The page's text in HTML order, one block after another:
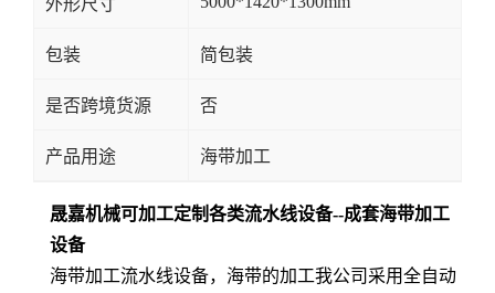
外形尺寸
包装 简包装
是否跨境货源 否
产品用途 海带加工
晟嘉机械可加工定制各类流水线设备--成套海带加工
设备
海带加工流水线设备，海带的加工我公司采用全自动